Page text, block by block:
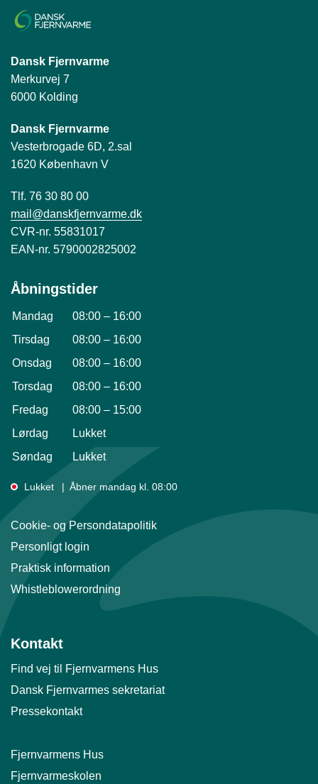
Dansk Fjernvarme
Merkurvej 7
6000 Kolding
Dansk Fjernvarme
Vesterbrogade 6D, 2.sal
1620 København V
Tlf. 76 30 80 00
mail@danskfjernvarme.dk
CVR-nr. 55831017
EAN-nr. 5790002825002
Åbningstider
Mandag 08:00 – 16:00
Tirsdag
08:00 – 16:00
Onsdag
08:00 – 16:00
Torsdag
08:00 – 16:00
Fredag
08:00 – 15:00
Lørdag
Lukket
Søndag
Lukket
Lukket Åbner mandag kl. 08:00
Cookie- og Persondatapolitik
Personligt login
Praktisk information
Whistleblowerordning
Kontakt
Find vej til Fjernvarmens Hus
Dansk Fjernvarmes sekretariat
Pressekontakt
Fjernvarmens Hus
Fjernvarmeskolen